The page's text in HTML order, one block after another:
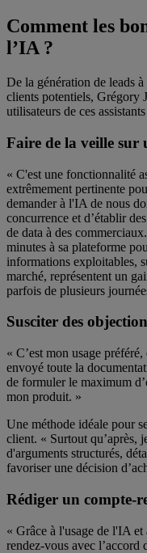
Comment les
l’IA ?
De la génération de leads
clients potentiels, Grégory
utilisateurs de ces
Faire de la veille sur
« C'est une fonctionnalité
extrêmement pertinente
demander à l'IA de nous
concurrence et d’établir
de data à des
minutes à sa plateforme
informations exploitables,
marché, représentent un
parfois de plusieurs
Susciter des
« C’est mon usage
envoyé toute la
de formuler le maximum
mon produit. »
Une méthode idéale pour
client. « Surtout qu’après,
d'arguments structurés,
favoriser une décision
Rédiger un compte-
« Grâce à l'usage de l'IA et
rendez-vous avec l’accord